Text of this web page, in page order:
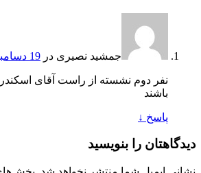
جمشید نصیری در 19 دسامبر 2013 در 22:21
نفر دوم نشسته از راست آقای
باشند
پاسخ ↓
دیدگاهتان را بنویسید